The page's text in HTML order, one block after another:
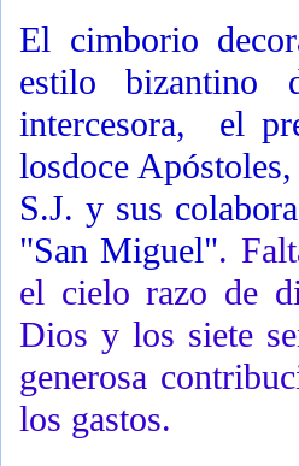
El cimborio
estilo
intercesora, el
losdoce
S.J. y sus
"San Miguel".
el cielo razo de
Dios y los siete
generosa
los gastos.